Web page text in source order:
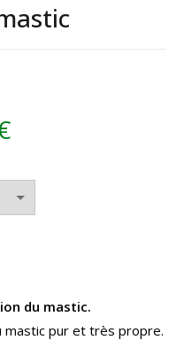
Plage
prix :
199.80€
du mastic.
mastic pur et très propre.